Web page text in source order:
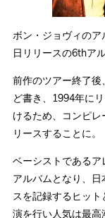
ボン・ジョヴィの
日リリースの6thア
前作のツアー終了
ど書き、1994年に
けるため、コンピ
リースすることに。
ベーシストである
アルバムとなり、
スを記録するヒッ
演を行い人気は最